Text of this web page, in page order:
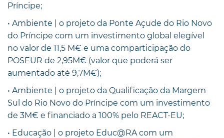
Príncipe;
• Ambiente | o projeto da Ponte Açude do Rio Novo
do Príncipe com um investimento global elegível
no valor de 11,5 M€ e uma comparticipação do
POSEUR de 2,95M€ (valor que poderá ser
aumentado até 9,7M€);
• Ambiente | o projeto da Qualificação da Margem
Sul do Rio Novo do Príncipe com um investimento
de 3M€ e financiado a 100% pelo REACT-EU;
• Educação | o projeto Educ@RA com um